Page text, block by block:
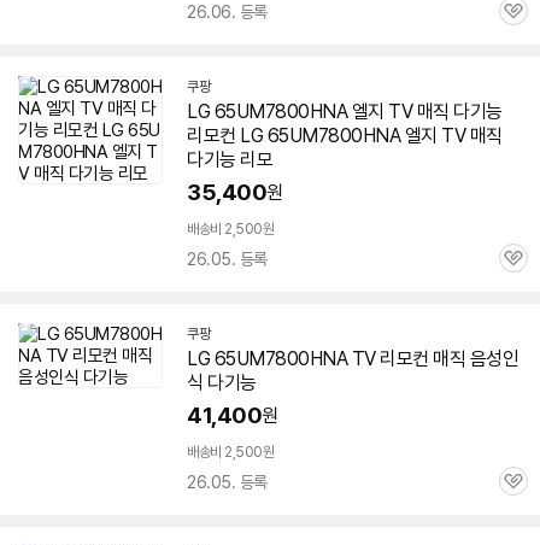
26.06. 등록
관
쿠팡
LG 65UM7800HNA엘지 TV 매직 다기능
리모컨 LG 65UM7800HNA엘지 TV 매직
다기능 리모
35,400원
배송비 2,500원
26.05. 등록
관
쿠팡
LG 65UM7800HNATV 리모컨 매직 음성인
식 다기능
41,400원
배송비 2,500원
26.05. 등록
관